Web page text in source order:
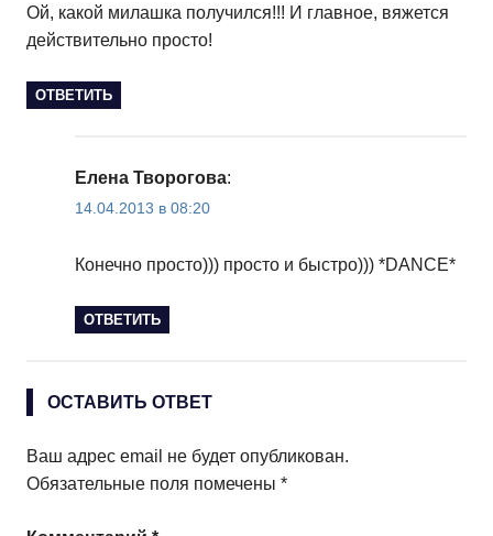
Ой, какой милашка получился!!! И главное, вяжется
действительно просто!
ОТВЕТИТЬ
Елена Творогова:
14.04.2013 в 08:20
Конечно просто))) просто и быстро))) *DANCE*
ОТВЕТИТЬ
ОСТАВИТЬ ОТВЕТ
Ваш адрес email не будет опубликован.
Обязательные поля помечены *